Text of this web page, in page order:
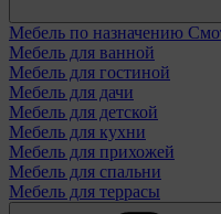
Мебель по назначению
Мебель для ванной
Мебель для гостиной
Мебель для дачи
Мебель для детской
Мебель для кухни
Мебель для прихожей
Мебель для спальни
Мебель для террасы